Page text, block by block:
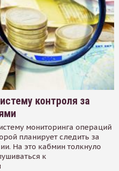
контроля за
мониторинга операций
планирует следить за
На это кабмин толкнуло
к